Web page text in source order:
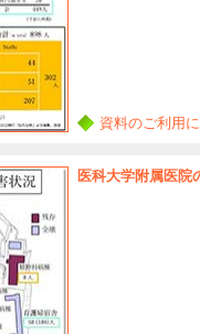
資料のご利用
医科大学附属医院